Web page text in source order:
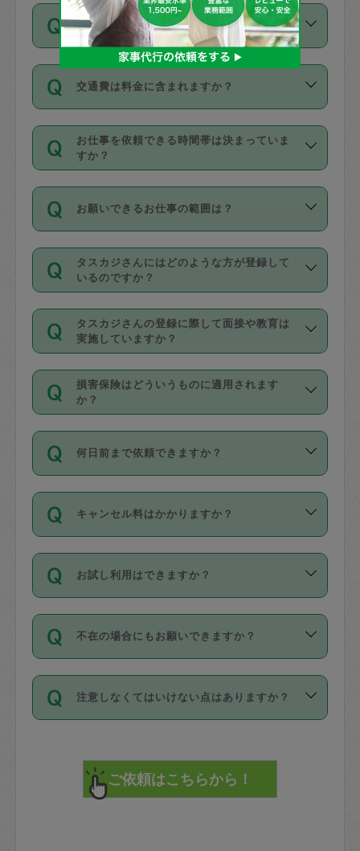
いません。
があり、レビュー件数、レビューの平均
値、などで除々に設定可能な最高額が上
がっていく仕組みになっています。
お支払方法はクレジットカード（Visa／
Master／JCB／AMERICAN EXPRESS／
Diners Club）のみとなります。
カード情報のご登録は、依頼リクエスト
を行う際にご入力ください。プロフィー
ル登録時にはご入力いただかなくても大
丈夫です。
デビットカード・プリペイドカード（Vプ
リカ、au WALLETなど）は支払にはご利
銀行振込や現金払いも対応していませ
なお、タスカジさんの交通費も、依頼料
金のご請求と合わせてお支払いとなりま
動計算で表示されます。
同じタスカジさんに定期的にお願いする場
合はお得になる？
依頼には「スポット」と「定期（毎週｜
隔週）」があり、「定期」の依頼は「ス
ポット」よりお得な料金でご利用できま
す。
定期の最低利用回数は設けていない代わ
りに、一定数を超えたキャンセルは有償
（例：毎週定期の場合は３回以上のキャ
ンセルが有償（1200円、隔週定期の場合
は２回以上のキャンセルが有償（1200
交通費は料金に含まれますか？
交通費は依頼料金とは別途発生し、依頼
料金のご請求と合わせてお支払いとなり
ます。交通費の金額は「依頼の詳細」に
お仕事を依頼できる時間帯は決まっていま
すか？
時間帯は3種類あります。いずれも１回あ
たり３時間です。
・ＡＭ ９時～１２時
・ＰＭ １３時～１６時
・夜 １８時～２１時
開始時間を２時間前後変更することが可
能です。依頼送信後、個別にタスカジさ
んにメッセージを送り調整してくださ
い。ただし、２時間を越えての調整はで
時間も被らない場合、損害保険の対象外
お願いできるお仕事の範囲は？
掃除、整理収納、洗濯、買い物、料理、
作り置きです。タスカジさんによってで
きる仕事の範囲が異なりますので、依頼
する前にタスカジさんのプロフィールで
確認してください。
基本的に、高所での作業や危険作業、屋
外での作業は対象外です。
タスカジさんにはどのような方が登録して
いるのですか？
主婦として長年の家事経験をお持ちの
方、栄養士・調理師といった資格者で保
育園や学校の給食やレストランで料理関
係の専門職に従事されていた方、日本で
すでにハウスキーパーや英語の先生とし
てお仕事をしているフィリピン出身の
社員など様々なバックグラウンドの方が
登録しています。
日本語も話せる方など様々です。
ールに記載していますので、各自の得意
を依頼してください。
タスカジさんの登録に際して面接や教育は
実施していますか？
応募の際に、各自事務局との面接と説明
を行っています。その後、身分証明書の
写真提出をしていただいています。外国
確認しています。タスカジさんトレーニ
ング動画を使ったセルフトレーニングの
現場トライアルを受け、合格したタスカ
ジさんが活動されています。
※テストセンターの講評は１件目のレビュ
参考
【詳細】タスカジさんの登録に際
損害保険はどういうものに適用されます
か？
依頼者とタスカジさんとの間でタスカジ
を通して成立した作業時間内での作業に
適用されます。作業範囲は、掃除、洗
です。作業中に物を壊したり、人にけが
をさせたりした場合が対象で、補償金額
す。
写真を撮り、
詳細FAQ：
損害賠償保険について教えて
何日前まで依頼できますか？
ご依頼は、現在を起点に3日後（72時間
以降）の日時から受付可能となっていま
す。
タスカジさんへ「募集」をかけることが
可能です。
キャンセル料はかかりますか？
キャンセル料には、以下の2種類がありま
す。
1. 直前キャンセル（定期、スポット契約
共通）
72時間を超える※と、以下のキャンセル
料が発生します。
直前キャンセル料：
72時間前〜24時間前＝依頼料金の50%
お試し利用はできますか？
「お試し利用」というメニューはありま
せんが、「一回のみ」依頼を活用するこ
とによって、気に入ったタスカジさんを
まず、条件の合う気になるタスカジさ
みてください。
その後、一番気に入ったタスカジさんに
不在の場合にもお願いできますか？
不在の場合の作業はタスカジさんの同意
が必要です。数回の依頼ののち、タスカ
ジさんと依頼者の間で十分な信頼関係が
てください。
不在時に部屋に入るためにタスカジさん
注意しなくてはいけない点はありますか？
で、必ず鍵のかかるロッカーや金庫に入
れて依頼者の責任の元管理するよう心掛
けてください。